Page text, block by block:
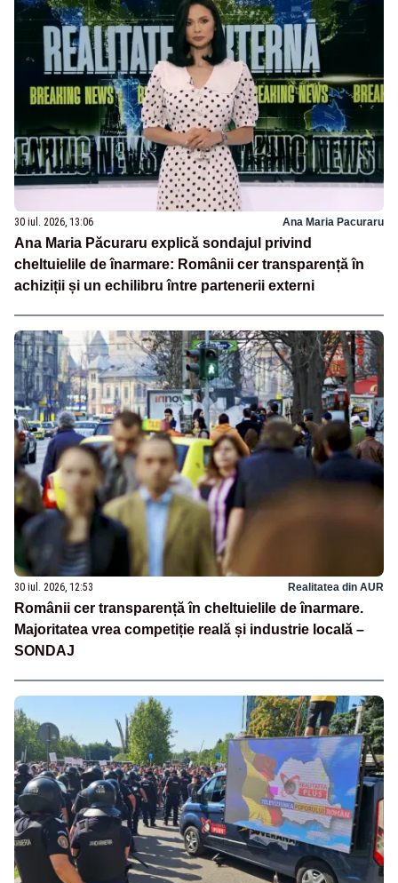
30 iul. 2026, 13:06 Ana Maria Pacuraru
Ana Maria Păcuraru explică sondajul privind
cheltuielile de înarmare: Românii cer transparență în
achiziții și un echilibru între partenerii externi
30 iul. 2026, 12:53 Realitatea din AUR
Românii cer transparență în cheltuielile de înarmare.
Majoritatea vrea competiție reală și industrie locală –
SONDAJ